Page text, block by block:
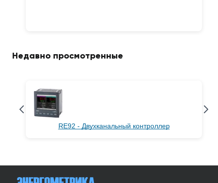
Недавно просмотренные
RE92 - Двухканальный контроллер